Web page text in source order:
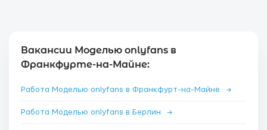
Вакансии Моделью onlyfans в
Франкфурте-на-Майне:
Работа Моделью onlyfans в Франкфурт-на-Майне →
Работа Моделью onlyfans в Берлин →